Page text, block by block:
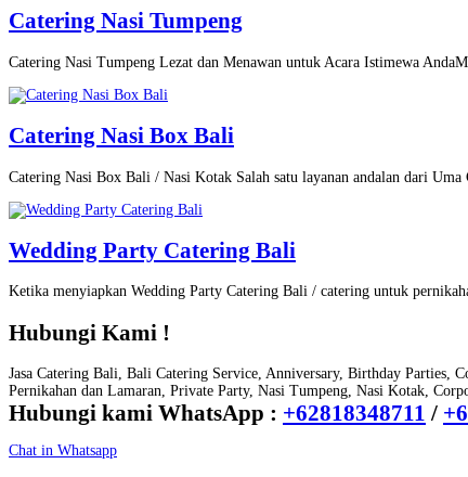
Catering Nasi Tumpeng
Catering Nasi Tumpeng Lezat dan Menawan untuk Acara Istimewa
Catering Nasi Box Bali
Catering Nasi Box Bali / Nasi Kotak Salah satu layanan andalan dari
Wedding Party Catering Bali
Ketika menyiapkan Wedding Party Catering Bali / catering untuk
Hubungi Kami !
Jasa Catering Bali, Bali Catering Service, Anniversary, Birthday Parties,
Pernikahan dan Lamaran, Private Party, Nasi Tumpeng, Nasi Kotak,
Hubungi kami WhatsApp : +62818348711 /
Chat in Whatsapp